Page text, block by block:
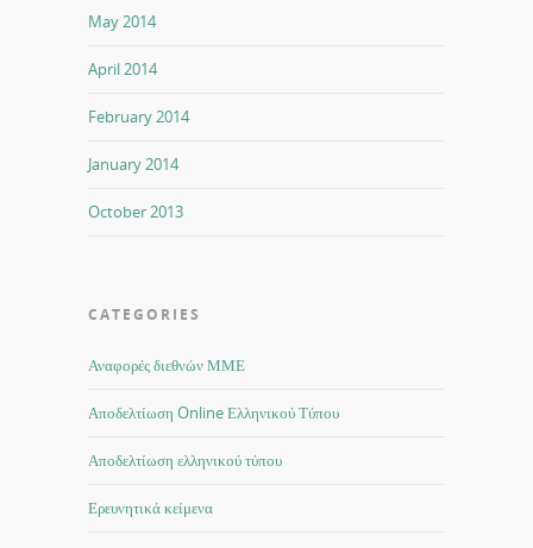
May 2014
April 2014
February 2014
January 2014
October 2013
CATEGORIES
Αναφορές διεθνών ΜΜΕ
Αποδελτίωση Online Ελληνικού Τύπου
Αποδελτίωση ελληνικού τύπου
Ερευνητικά κείμενα